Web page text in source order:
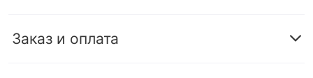
Заказ и оплата